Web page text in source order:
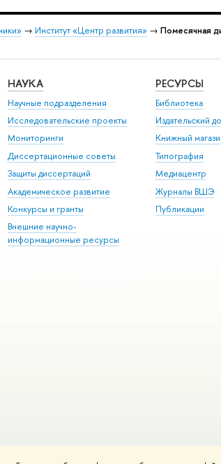
→ Институт «Центр развития» → Помесячная
НАУКА
Научные подразделения
Исследовательские проекты
Мониторинги
Диссертационные советы
Защиты диссертаций
Академическое развитие
Конкурсы и гранты
Внешние научно-
информационные ресурсы
РЕСУРСЫ
Библиотека
Издательский
Книжный
Типография
Медиацентр
Журналы ВШЭ
Публикации